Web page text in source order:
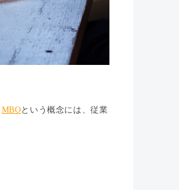
MBOという概念には、従業